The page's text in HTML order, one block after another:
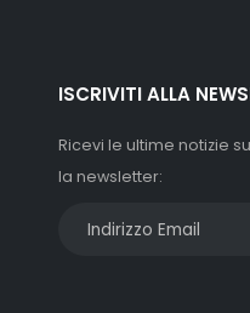
ISCRIVITI ALLA
Ricevi le ultime notizie
la newsletter: